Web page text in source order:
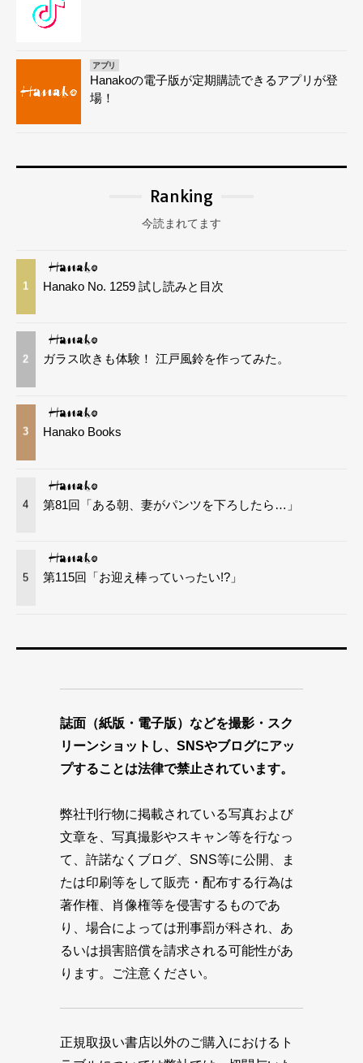
アプリ
Hanakoの電子版が定期購読できるアプリが登
場！
Ranking
今読まれてます
1 Hanako No. 1259 試し読みと目次
2 ガラス吹きも体験！ 江戸風鈴を作ってみた。
3 Hanako Books
4 第81回「ある朝、妻がパンツを下ろしたら…」
5 第115回「お迎え棒っていったい!?」
誌面（紙版・電子版）などを撮影・スク
リーンショットし、SNSやブログにアッ
プすることは法律で禁止されています。
弊社刊行物に掲載されている写真および
文章を、写真撮影やスキャン等を行なっ
て、許諾なくブログ、SNS等に公開、ま
たは印刷等をして販売・配布する行為は
著作権、肖像権等を侵害するものであ
り、場合によっては刑事罰が科され、あ
るいは損害賠償を請求される可能性があ
ります。ご注意ください。
正規取扱い書店以外のご購入におけるト